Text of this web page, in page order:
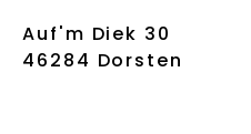
Auf'm Diek 30
46284 Dorsten